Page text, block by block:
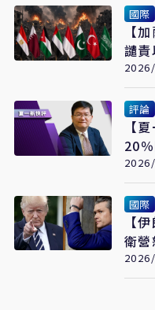
國際
【
譴
恐全
評論
【
20
套
國際
【
衛
重短